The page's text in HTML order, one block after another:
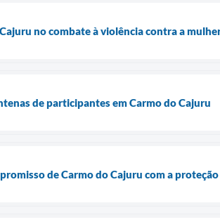
no combate à violência contra a
de participantes em Carmo do Cajuru
de Carmo do Cajuru com a